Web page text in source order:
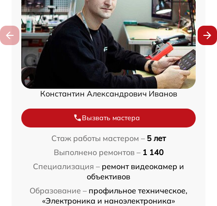
Константин Александрович Иванов
Вызвать мастера
Стаж работы мастером – 5 лет
Выполнено ремонтов – 1 140
Специализация – ремонт видеокамер и
объективов
Образование – профильное техническое,
«Электроника и наноэлектроника»